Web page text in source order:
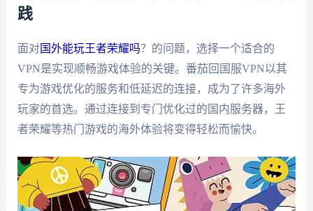
践
面对国外能玩王者荣耀吗？的问题，选择一个适合的
VPN是实现顺畅游戏体验的关键。番茄回国服VPN以其
专为游戏优化的服务和低延迟的连接，成为了许多海外
玩家的首选。通过连接到专门优化过的国内服务器，王
者荣耀等热门游戏的海外体验将变得轻松而愉快。